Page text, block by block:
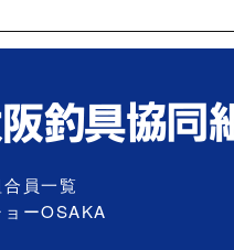
員一覧
ーOSAKA